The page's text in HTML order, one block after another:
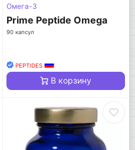
Омега-3
Prime Peptide Omega
90 капсул
PEPTIDES
В корзину